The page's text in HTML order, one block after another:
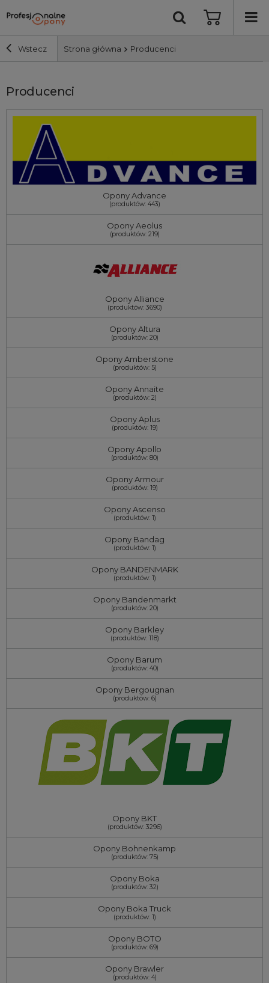
Wstecz Strona główna Producenci
Szerokość i profil
Średnica
Producent
Bieżnik
Producenci
Opony Advance
(produktów: 443)
Opony Aeolus
(produktów: 219)
Opony Alliance
(produktów: 3690)
Opony Altura
(produktów: 20)
Opony Amberstone
(produktów: 5)
Opony Annaite
(produktów: 2)
Opony Aplus
(produktów: 19)
Opony Apollo
(produktów: 80)
Opony Armour
(produktów: 19)
Opony Ascenso
(produktów: 1)
Opony Bandag
(produktów: 1)
Opony BANDENMARK
(produktów: 1)
Opony Bandenmarkt
(produktów: 20)
Opony Barkley
(produktów: 118)
Opony Barum
(produktów: 40)
Opony Bergougnan
(produktów: 6)
Opony BKT
(produktów: 3296)
Opony Bohnenkamp
(produktów: 75)
Opony Boka
(produktów: 32)
Opony Boka Truck
(produktów: 1)
Opony BOTO
(produktów: 69)
Opony Brawler
(produktów: 4)